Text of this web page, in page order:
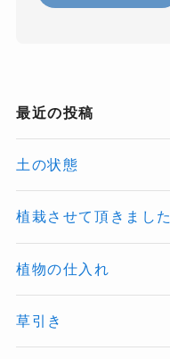
最近の投稿
土の状態
植栽させて頂きました
植物の仕入れ
草引き